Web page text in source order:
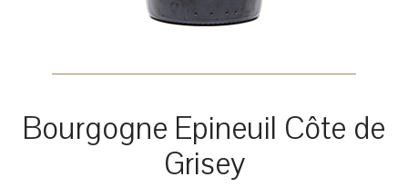
Bourgogne Epineuil Côte de
Grisey